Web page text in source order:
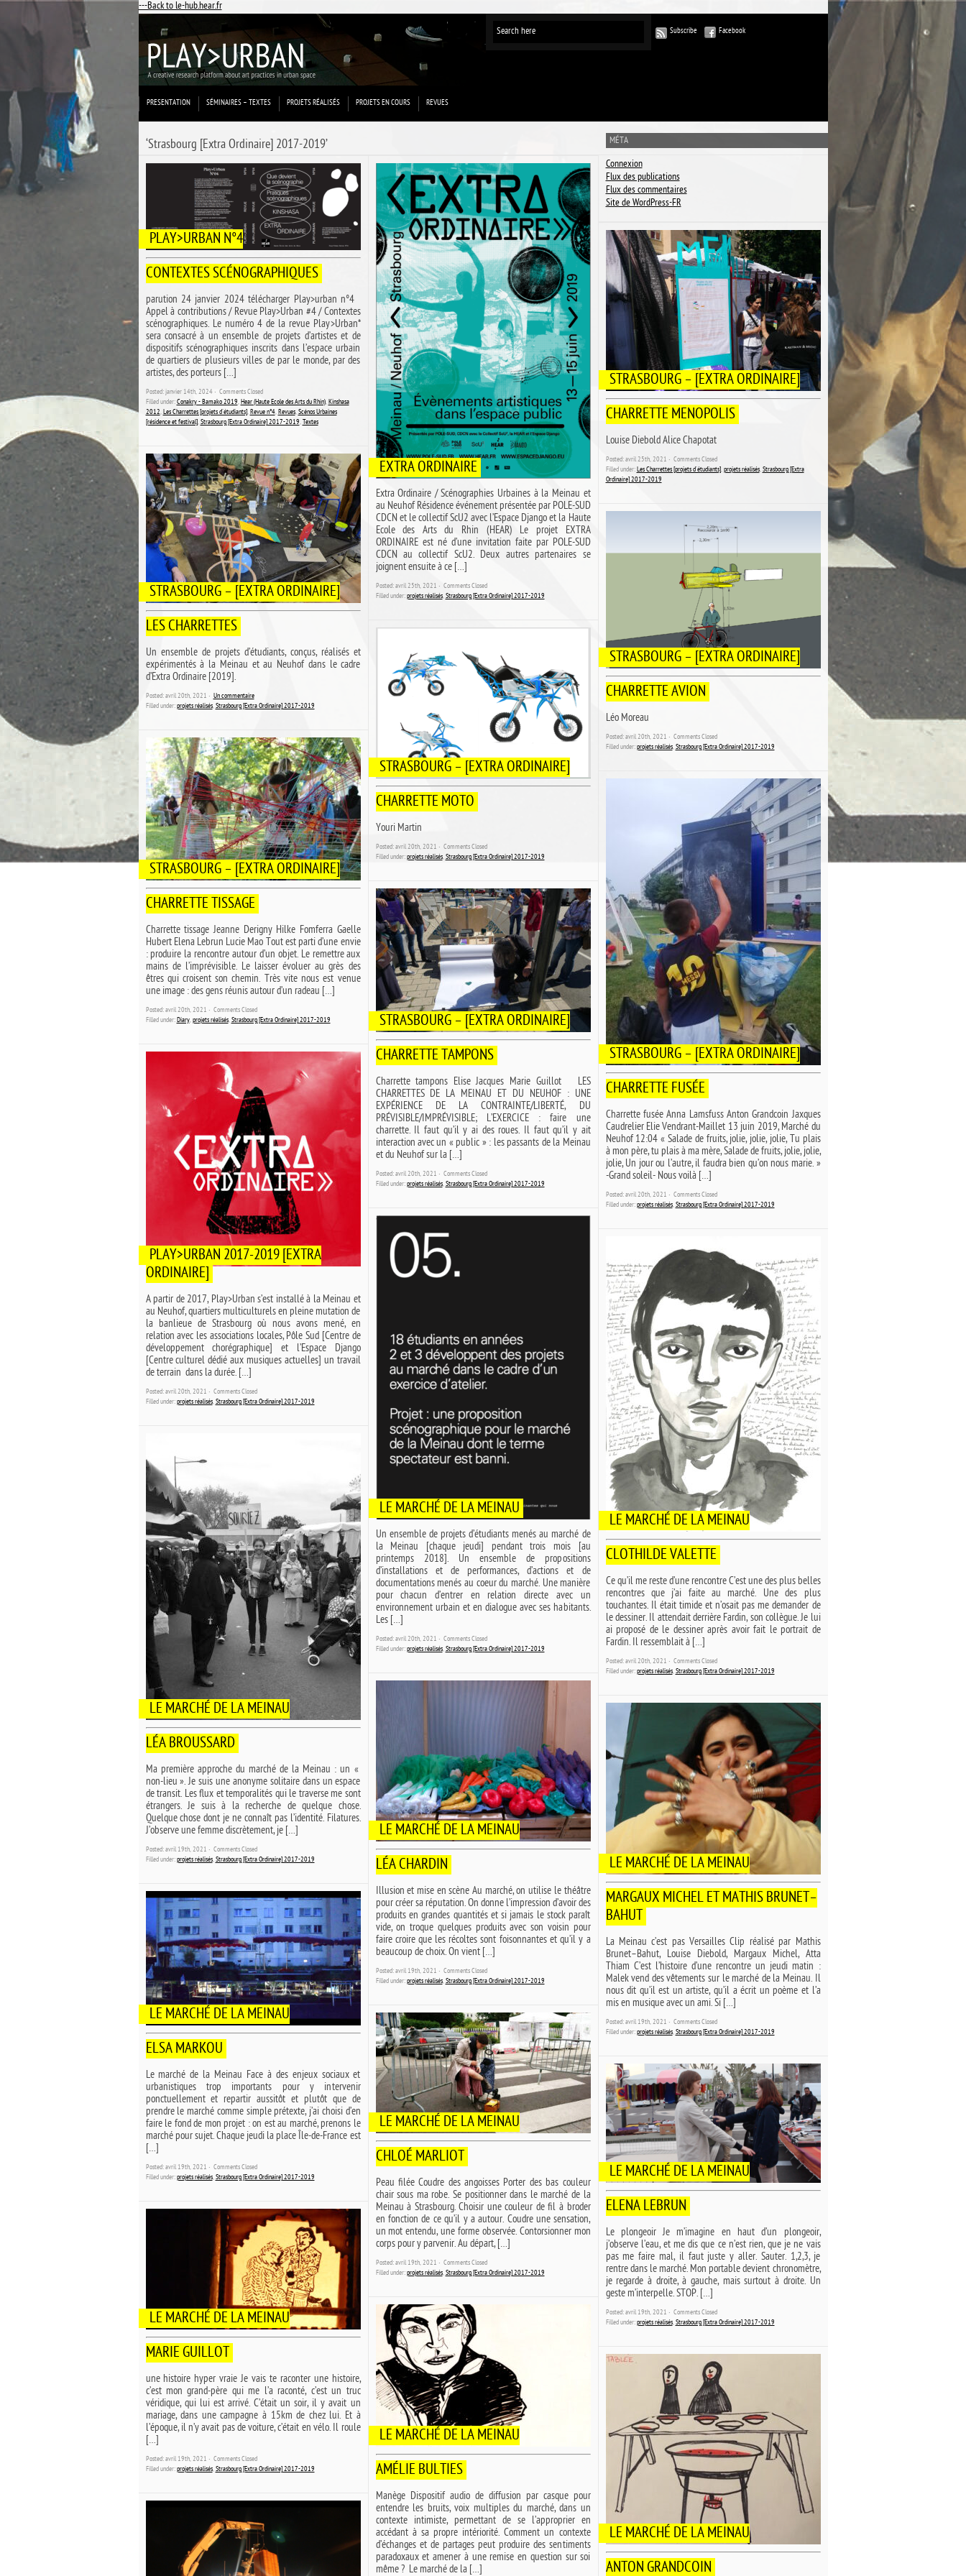
---Back to le-hub.hear.fr
Subscribe Facebook
PRESENTATION SÉMINAIRES – TEXTES PROJETS RÉALISÉS PROJETS EN COURS REVUES
MÉTA
Connexion
Flux des publications
Flux des commentaires
Site de WordPress-FR
‘Strasbourg [Extra Ordinaire] 2017-2019’
PLAY>URBAN N°4
CONTEXTES SCÉNOGRAPHIQUES
parution 24 janvier 2024 télécharger Play>urban n°4
Appel à contributions / Revue Play>Urban #4 / Contextes
scénographiques. Le numéro 4 de la revue Play>Urban*
sera consacré à un ensemble de projets d’artistes et de
dispositifs scénographiques inscrits dans l’espace urbain
de quartiers de plusieurs villes de par le monde, par des
artistes, des porteurs […]
Posted: janvier 14th, 2024 ˑ Comments Closed
Filled under:Conakry - Bamako 2019,Hear (Haute Ecole des Arts du Rhin),Kinshasa
2012,Les Charrettes [projets d'étudiants],Revue n°4,Revues,Scénos Urbaines
[résidence et festival],Strasbourg [Extra Ordinaire] 2017-2019,Textes
STRASBOURG – [EXTRA ORDINAIRE]
LES CHARRETTES
Un ensemble de projets d’étudiants, conçus, réalisés et
expérimentés à la Meinau et au Neuhof dans le cadre
d’Extra Ordinaire [2019].
Posted: avril 20th, 2021 ˑ Un commentaire
Filled under:projets réalisés,Strasbourg [Extra Ordinaire] 2017-2019
STRASBOURG – [EXTRA ORDINAIRE]
CHARRETTE TISSAGE
Charrette tissage Jeanne Derigny Hilke Fomferra Gaelle
Hubert Elena Lebrun Lucie Mao Tout est parti d’une envie
: produire la rencontre autour d’un objet. Le remettre aux
mains de l’imprévisible. Le laisser évoluer au grès des
êtres qui croisent son chemin. Très vite nous est venue
une image : des gens réunis autour d’un radeau […]
Posted: avril 20th, 2021 ˑ Comments Closed
Filled under:Diary,projets réalisés,Strasbourg [Extra Ordinaire] 2017-2019
PLAY>URBAN 2017-2019 [EXTRA
ORDINAIRE]
A partir de 2017, Play>Urban s’est installé à la Meinau et
au Neuhof, quartiers multiculturels en pleine mutation de
la banlieue de Strasbourg où nous avons mené, en
relation avec les associations locales, Pôle Sud [Centre de
développement chorégraphique] et l’Espace Django
[Centre culturel dédié aux musiques actuelles] un travail
de terrain dans la durée. […]
Posted: avril 20th, 2021 ˑ Comments Closed
Filled under:projets réalisés,Strasbourg [Extra Ordinaire] 2017-2019
LE MARCHÉ DE LA MEINAU
LÉA BROUSSARD
Ma première approche du marché de la Meinau : un «
non-lieu ». Je suis une anonyme solitaire dans un espace
de transit. Les flux et temporalités qui le traverse me sont
étrangers. Je suis à la recherche de quelque chose.
Quelque chose dont je ne connaît pas l’identité. Filatures.
J’observe une femme discrètement, je […]
Posted: avril 19th, 2021 ˑ Comments Closed
Filled under:projets réalisés,Strasbourg [Extra Ordinaire] 2017-2019
LE MARCHÉ DE LA MEINAU
ELSA MARKOU
Le marché de la Meinau Face à des enjeux sociaux et
urbanistiques trop importants pour y intervenir
ponctuellement et repartir aussitôt et plutôt que de
prendre le marché comme simple prétexte, j’ai choisi d’en
faire le fond de mon projet : on est au marché, prenons le
marché pour sujet. Chaque jeudi la place Île-de-France est
[…]
Posted: avril 19th, 2021 ˑ Comments Closed
Filled under:projets réalisés,Strasbourg [Extra Ordinaire] 2017-2019
LE MARCHÉ DE LA MEINAU
MARIE GUILLOT
une histoire hyper vraie Je vais te raconter une histoire,
c’est mon grand-père qui me l’a raconté, c’est un truc
véridique, qui lui est arrivé. C’était un soir, il y avait un
mariage, dans une campagne à 15km de chez lui. Et à
l’époque, il n’y avait pas de voiture, c’était en vélo. Il roule
[…]
Posted: avril 19th, 2021 ˑ Comments Closed
Filled under:projets réalisés,Strasbourg [Extra Ordinaire] 2017-2019
EXTRA ORDINAIRE
Extra Ordinaire / Scénographies Urbaines à la Meinau et
au Neuhof Résidence événement présentée par POLE-SUD
CDCN et le collectif ScU2 avec l’Espace Django et la Haute
Ecole des Arts du Rhin (HEAR) Le projet EXTRA
ORDINAIRE est né d’une invitation faite par POLE-SUD
CDCN au collectif ScU2. Deux autres partenaires se
joignent ensuite à ce […]
Posted: avril 25th, 2021 ˑ Comments Closed
Filled under:projets réalisés,Strasbourg [Extra Ordinaire] 2017-2019
STRASBOURG – [EXTRA ORDINAIRE]
CHARRETTE MOTO
Youri Martin
Posted: avril 20th, 2021 ˑ Comments Closed
Filled under:projets réalisés,Strasbourg [Extra Ordinaire] 2017-2019
STRASBOURG – [EXTRA ORDINAIRE]
CHARRETTE TAMPONS
Charrette tampons Elise Jacques Marie Guillot LES
CHARRETTES DE LA MEINAU ET DU NEUHOF : UNE
EXPÉRIENCE DE LA CONTRAINTE/LIBERTÉ, DU
PRÉVISIBLE/IMPRÉVISIBLE; L’EXERCICE : faire une
charrette. Il faut qu’il y ai des roues. Il faut qu’il y ait
interaction avec un « public » : les passants de la Meinau
et du Neuhof sur la […]
Posted: avril 20th, 2021 ˑ Comments Closed
Filled under:projets réalisés,Strasbourg [Extra Ordinaire] 2017-2019
LE MARCHÉ DE LA MEINAU
Un ensemble de projets d’étudiants menés au marché de
la Meinau [chaque jeudi] pendant trois mois [au
printemps 2018]. Un ensemble de propositions
d’installations et de performances, d’actions et de
documentations menés au coeur du marché. Une manière
pour chacun d’entrer en relation directe avec un
environnement urbain et en dialogue avec ses habitants.
Les […]
Posted: avril 20th, 2021 ˑ Comments Closed
Filled under:projets réalisés,Strasbourg [Extra Ordinaire] 2017-2019
LE MARCHÉ DE LA MEINAU
LÉA CHARDIN
Illusion et mise en scène Au marché, on utilise le théâtre
pour créer sa réputation. On donne l’impression d’avoir des
produits en grandes quantités et si jamais le stock paraît
vide, on troque quelques produits avec son voisin pour
faire croire que les récoltes sont foisonnantes et qu’il y a
beaucoup de choix. On vient […]
Posted: avril 19th, 2021 ˑ Comments Closed
Filled under:projets réalisés,Strasbourg [Extra Ordinaire] 2017-2019
LE MARCHÉ DE LA MEINAU
CHLOÉ MARLIOT
Peau filée Coudre des angoisses Porter des bas couleur
chair sous ma robe. Se positionner dans le marché de la
Meinau à Strasbourg. Choisir une couleur de fil à broder
en fonction de ce qu’il y a autour. Coudre une sensation,
un mot entendu, une forme observée. Contorsionner mon
corps pour y parvenir. Au départ, […]
Posted: avril 19th, 2021 ˑ Comments Closed
Filled under:projets réalisés,Strasbourg [Extra Ordinaire] 2017-2019
LE MARCHÉ DE LA MEINAU
AMÉLIE BULTIES
Manège Dispositif audio de diffusion par casque pour
entendre les bruits, voix multiples du marché, dans un
contexte intimiste, permettant de se l’approprier en
accédant à sa propre intériorité. Comment un contexte
d’échanges et de partages peut produire des sentiments
paradoxaux et amener à une remise en question sur soi
même ? Le marché de la […]
STRASBOURG – [EXTRA ORDINAIRE]
CHARRETTE MENOPOLIS
Louise Diebold Alice Chapotat
Posted: avril 25th, 2021 ˑ Comments Closed
Filled under:Les Charrettes [projets d'étudiants],projets réalisés,Strasbourg [Extra
Ordinaire] 2017-2019
STRASBOURG – [EXTRA ORDINAIRE]
CHARRETTE AVION
Léo Moreau
Posted: avril 20th, 2021 ˑ Comments Closed
Filled under:projets réalisés,Strasbourg [Extra Ordinaire] 2017-2019
STRASBOURG – [EXTRA ORDINAIRE]
CHARRETTE FUSÉE
Charrette fusée Anna Lamsfuss Anton Grandcoin Jaxques
Caudrelier Elie Vendrant-Maillet 13 juin 2019, Marché du
Neuhof 12:04 « Salade de fruits, jolie, jolie, jolie, Tu plais
à mon père, tu plais à ma mère, Salade de fruits, jolie, jolie,
jolie, Un jour ou l’autre, il faudra bien qu’on nous marie. »
-Grand soleil- Nous voilà […]
Posted: avril 20th, 2021 ˑ Comments Closed
Filled under:projets réalisés,Strasbourg [Extra Ordinaire] 2017-2019
LE MARCHÉ DE LA MEINAU
CLOTHILDE VALETTE
Ce qu’il me reste d’une rencontre C’est une des plus belles
rencontres que j’ai faite au marché. Une des plus
touchantes. Il était timide et n’osait pas me demander de
le dessiner. Il attendait derrière Fardin, son collègue. Je lui
ai proposé de le dessiner après avoir fait le portrait de
Fardin. Il ressemblait à […]
Posted: avril 20th, 2021 ˑ Comments Closed
Filled under:projets réalisés,Strasbourg [Extra Ordinaire] 2017-2019
LE MARCHÉ DE LA MEINAU
MARGAUX MICHEL ET MATHIS BRUNET–
BAHUT
La Meinau c’est pas Versailles Clip réalisé par Mathis
Brunet–Bahut, Louise Diebold, Margaux Michel, Atta
Thiam C’est l’histoire d’une rencontre un jeudi matin :
Malek vend des vêtements sur le marché de la Meinau. Il
nous dit qu’il est un artiste, qu’il a écrit un poème et l’a
mis en musique avec un ami. Si […]
Posted: avril 19th, 2021 ˑ Comments Closed
Filled under:projets réalisés,Strasbourg [Extra Ordinaire] 2017-2019
LE MARCHÉ DE LA MEINAU
ELENA LEBRUN
Le plongeoir Je m’imagine en haut d’un plongeoir,
j’observe l’eau, et me dis que ce n’est rien, que je ne vais
pas me faire mal, il faut juste y aller. Sauter. 1,2,3, je
rentre dans le marché. Mon portable devient chronomètre,
je regarde à droite, à gauche, mais surtout à droite. Un
geste m’interpelle. STOP. […]
Posted: avril 19th, 2021 ˑ Comments Closed
Filled under:projets réalisés,Strasbourg [Extra Ordinaire] 2017-2019
LE MARCHÉ DE LA MEINAU
ANTON GRANDCOIN